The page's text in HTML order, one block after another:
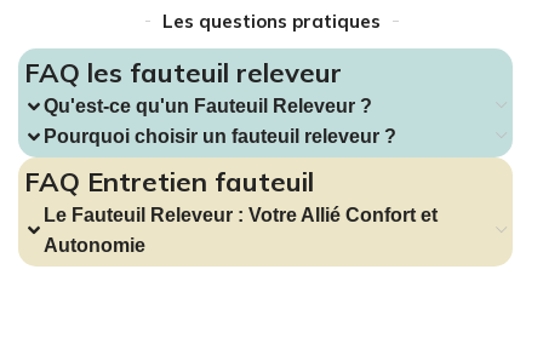
Les questions pratiques
FAQ les fauteuil releveur
Qu'est-ce qu'un Fauteuil Releveur ?
Pourquoi choisir un fauteuil releveur ?
FAQ Entretien fauteuil
Le Fauteuil Releveur : Votre Allié Confort et
Autonomie